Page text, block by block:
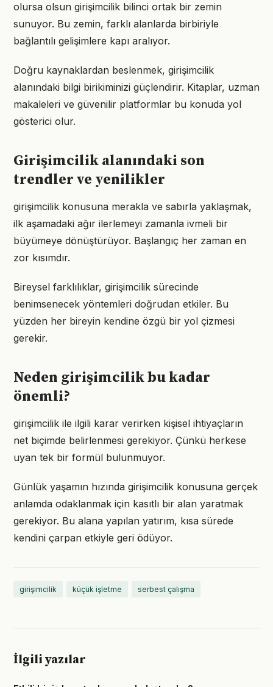
olursa olsun girişimcilik bilinci ortak bir zemin
sunuyor. Bu zemin, farklı alanlarda birbiriyle
bağlantılı gelişimlere kapı aralıyor.
Doğru kaynaklardan beslenmek, girişimcilik
alanındaki bilgi birikiminizi güçlendirir. Kitaplar, uzman
makaleleri ve güvenilir platformlar bu konuda yol
gösterici olur.
Girişimcilik alanındaki son
trendler ve yenilikler
girişimcilik konusuna merakla ve sabırla yaklaşmak,
ilk aşamadaki ağır ilerlemeyi zamanla ivmeli bir
büyümeye dönüştürüyor. Başlangıç her zaman en
zor kısımdır.
Bireysel farklılıklar, girişimcilik sürecinde
benimsenecek yöntemleri doğrudan etkiler. Bu
yüzden her bireyin kendine özgü bir yol çizmesi
gerekir.
Neden girişimcilik bu kadar
önemli?
girişimcilik ile ilgili karar verirken kişisel ihtiyaçların
net biçimde belirlenmesi gerekiyor. Çünkü herkese
uyan tek bir formül bulunmuyor.
Günlük yaşamın hızında girişimcilik konusuna gerçek
anlamda odaklanmak için kasıtlı bir alan yaratmak
gerekiyor. Bu alana yapılan yatırım, kısa sürede
kendini çarpan etkiyle geri ödüyor.
girişimcilik küçük işletme serbest çalışma
İlgili yazılar